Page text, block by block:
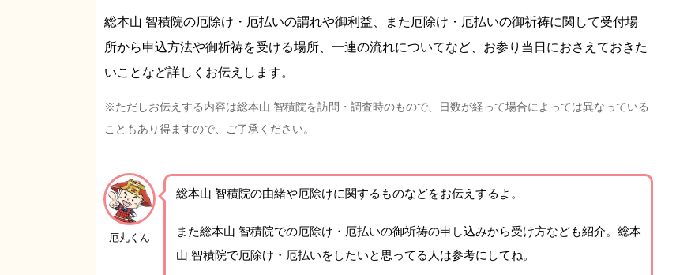
総本山 智積院の厄除け・厄払いの謂れや御利益、また厄除け・厄払いの御祈祷に関して受付場
所から申込方法や御祈祷を受ける場所、一連の流れについてなど、お参り当日におさえておきた
いことなど詳しくお伝えします。
※ただしお伝えする内容は総本山 智積院を訪問・調査時のもので、日数が経って場合によっては異なっている
こともあり得ますので、ご了承ください。
厄丸くん
総本山 智積院の由緒や厄除けに関するものなどをお伝えするよ。
また総本山 智積院での厄除け・厄払いの御祈祷の申し込みから受け方なども紹介。総本
山 智積院で厄除け・厄払いをしたいと思ってる人は参考にしてね。